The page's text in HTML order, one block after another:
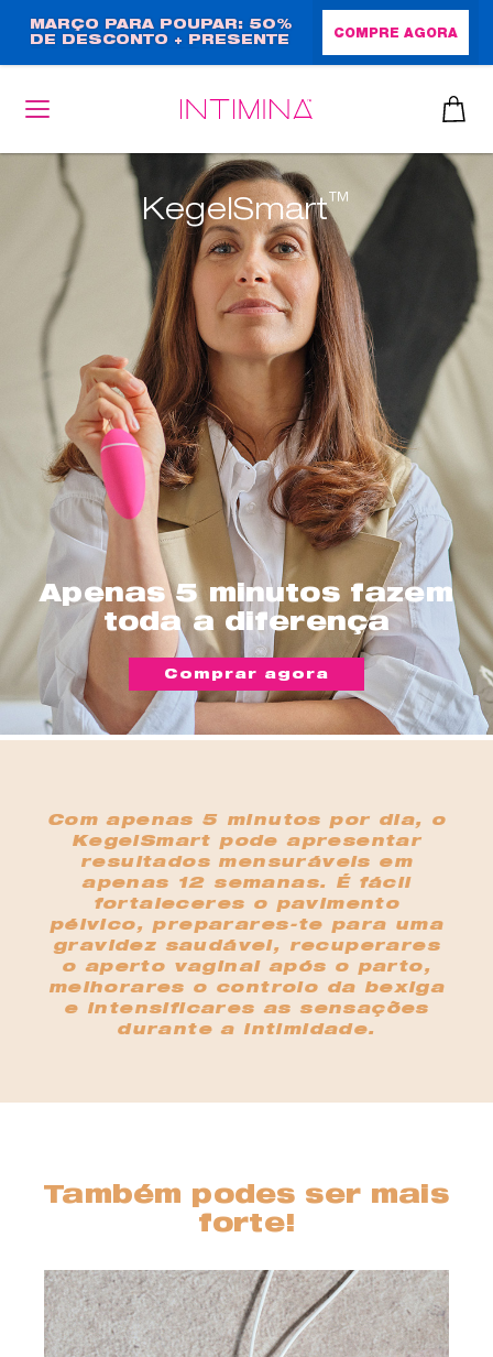
para
o
conteúdo
principal
MARÇO PARA POUPAR: 50%
DE DESCONTO + PRESENTE
COMPRE AGORA
Apenas 5 minutos fazem
toda a diferença
KegelSmart™
Comprar agora
Com apenas 5 minutos por dia, o
KegelSmart pode apresentar
resultados mensuráveis em
apenas 12 semanas. É fácil
fortaleceres o pavimento
pélvico, preparares-te para uma
gravidez saudável, recuperares
o aperto vaginal após o parto,
melhorares o controlo da bexiga
e intensificares as sensações
durante a intimidade.
Também podes ser mais
forte!